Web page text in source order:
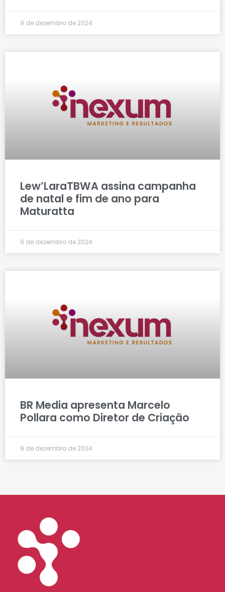
9 de dezembro de 2024
Lew’LaraTBWA assina campanha
de natal e fim de ano para
Maturatta
9 de dezembro de 2024
BR Media apresenta Marcelo
Pollara como Diretor de Criação
9 de dezembro de 2024